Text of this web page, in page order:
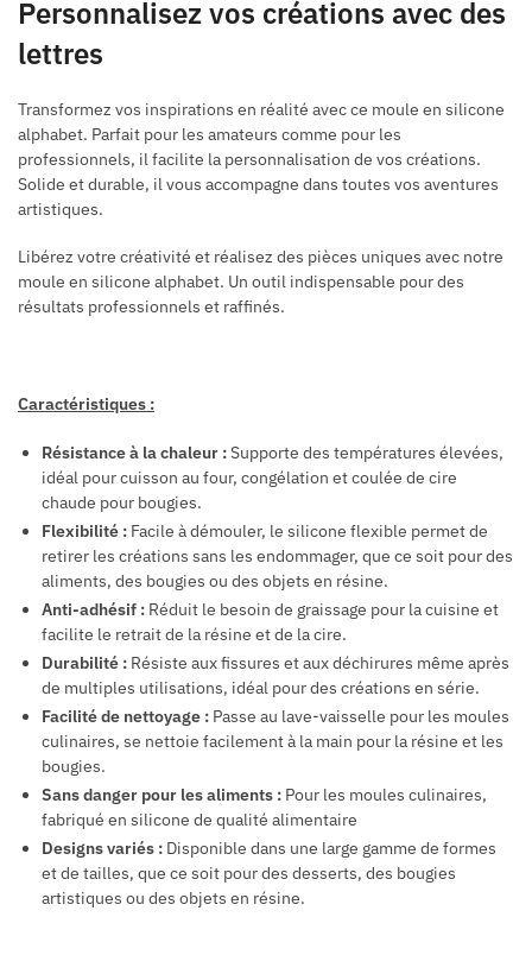
Personnalisez vos créations avec des
lettres
Transformez vos inspirations en réalité avec ce moule en silicone
alphabet. Parfait pour les amateurs comme pour les
professionnels, il facilite la personnalisation de vos créations.
Solide et durable, il vous accompagne dans toutes vos aventures
artistiques.
Libérez votre créativité et réalisez des pièces uniques avec notre
moule en silicone alphabet. Un outil indispensable pour des
résultats professionnels et raffinés.
Caractéristiques :
Résistance à la chaleur :Supporte des températures élevées,
idéal pour cuisson au four, congélation et coulée de cire
chaude pour bougies.
Flexibilité : Facile à démouler, le silicone flexible permet de
retirer les créations sans les endommager, que ce soit pour des
aliments, des bougies ou des objets en résine.
Anti-adhésif : Réduit le besoin de graissage pour la cuisine et
facilite le retrait de la résine et de la cire.
Durabilité : Résiste aux fissures et aux déchirures même après
de multiples utilisations, idéal pour des créations en série.
Facilité de nettoyage : Passe au lave-vaisselle pour les moules
culinaires, se nettoie facilement à la main pour la résine et les
bougies.
Sans danger pour les aliments : Pour les moules culinaires,
fabriqué en silicone de qualité alimentaire
Designs variés : Disponible dans une large gamme de formes
et de tailles, que ce soit pour des desserts, des bougies
artistiques ou des objets en résine.